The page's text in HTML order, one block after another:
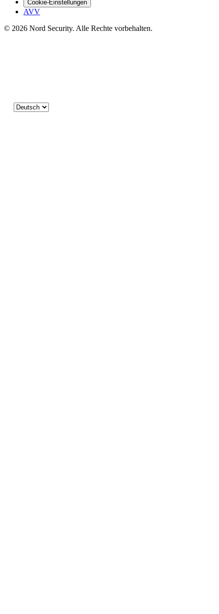
Cookie-Einstellungen
AVV
© 2026 Nord Security. Alle Rechte vorbehalten.